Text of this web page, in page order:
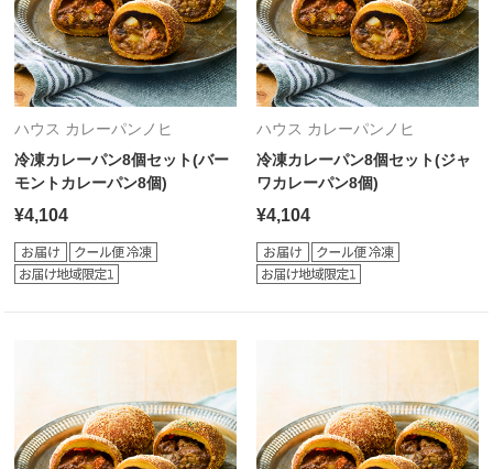
ハウス カレーパンノヒ
冷凍カレーパン8個セット(バー
モントカレーパン8個)
¥4,104
ハウス カレーパンノヒ
冷凍カレーパン8個セット(ジャ
ワカレーパン8個)
¥4,104